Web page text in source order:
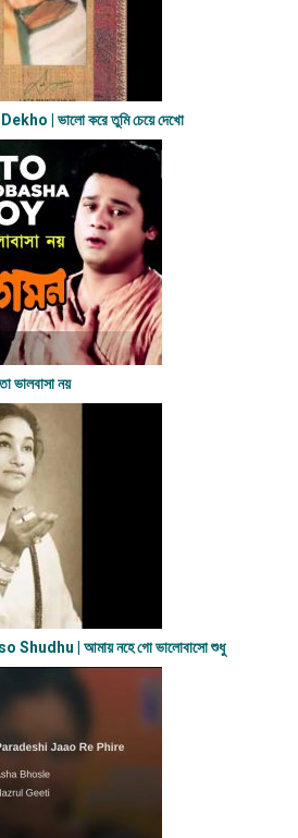
| ভালো করে তুমি চেয়ে দেখো
ন​য়
| আমায় নহে গো ভালোবাসো শুধু